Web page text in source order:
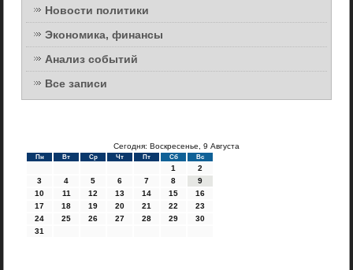
Новости политики
Экономика, финансы
Анализ событий
Все записи
Сегодня: Воскресенье, 9 Августа
Пн Вт Ср Чт Пт Сб Вс
1
2
3
4 5 6 7 8
9
10
11 12 13 14 15
16
17
18 19 20 21 22
23
24
25 26 27 28 29
30
31